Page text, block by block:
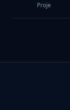
Proje